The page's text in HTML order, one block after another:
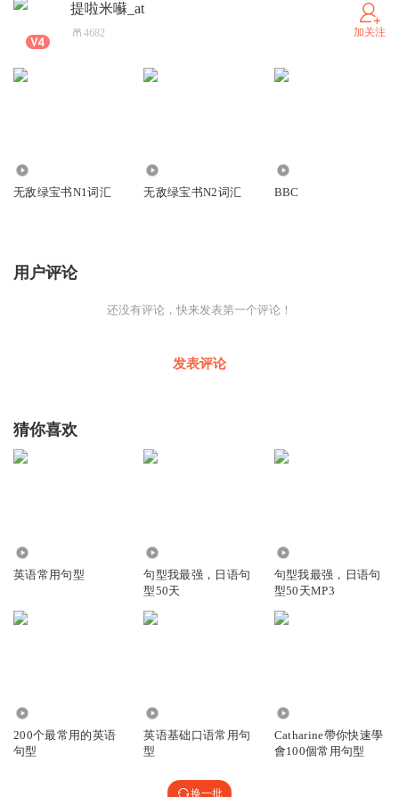
提啦米囌_at
4682 加关注
无敌绿宝书N1词汇 无敌绿宝书N2词汇 BBC
用户评论
还没有评论，快来发表第一个评论！
发表评论
猜你喜欢
英语常用句型
句型我最强，日语句
型50天
句型我最强，日语句
型50天MP3
200个最常用的英语
句型
英语基础口语常用句
型
Catharine帶你快速學
會100個常用句型
换一批